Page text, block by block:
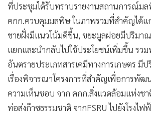
ที่ประชุมได้รับทราบรายงานสถานการณ์ม
คกก.ควบคุมมลพิษ ในภาพรวมที่สำคัญได้
ชายฝั่งมีแนวโน้มดีขึ้น, ขยะมูลฝอยมีปริมา
แยกและนำกลับไปใช้ประโยชน์เพิ่มขึ้น รวม
อันตรายประเภทสารเคมีทางการเกษตร มี
เรื่องพิจารณาโครงการที่สำคัญเพื่อการพัฒ
ความเห็นชอบ จาก คกก.สิ่งแวดล้อมแห่งชา
ท่อส่งก๊าซธรรมชาติ จากFSRU ไปยังโรงไฟ